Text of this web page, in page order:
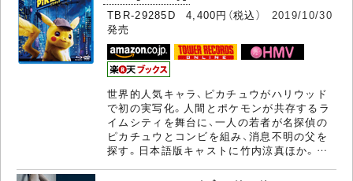
TBR-29285D 4,400円（税込） 2019/10/30
発売
世界的人気キャラ、ピカチュウがハリウッド
で初の実写化。人間とポケモンが共存するラ
イムシティを舞台に、一人の若者が名探偵の
ピカチュウとコンビを組み、消息不明の父を
探す。日本語版キャストに竹内涼真ほか。…